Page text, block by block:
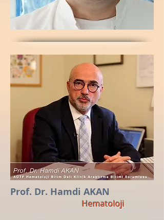
Prof. Dr. Hamdi AKAN
Hematoloji